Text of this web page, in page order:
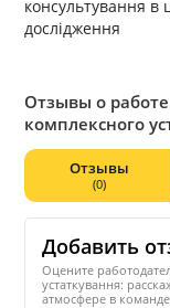
консультування в
дослідження
Отзывы о
комплексного
Отзывы
(0)
Добавить
Оцените
устаткування:
атмосфере в